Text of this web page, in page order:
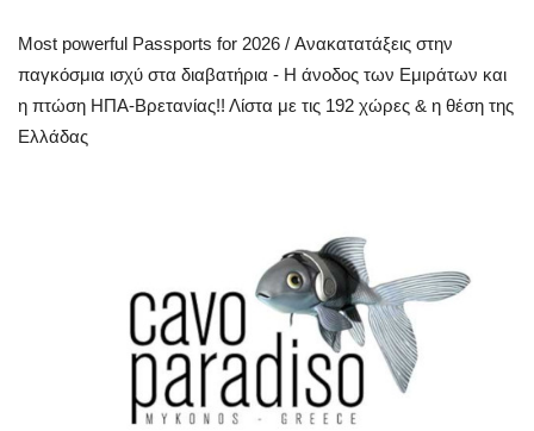
Sport
Sustainability
Most powerful Passports for 2026 / Ανακατατάξεις στην
παγκόσμια ισχύ στα διαβατήρια - Η άνοδος των Εμιράτων και
η πτώση ΗΠΑ-Βρετανίας!! Λίστα με τις 192 χώρες & η θέση της
Ελλάδας